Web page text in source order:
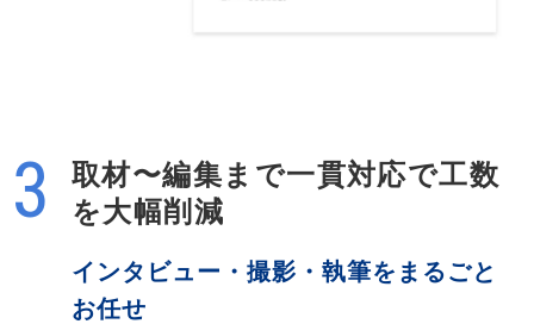
取材〜編集まで一貫対応で工数
を大幅削減
インタビュー・撮影・執筆をまるごと
お任せ